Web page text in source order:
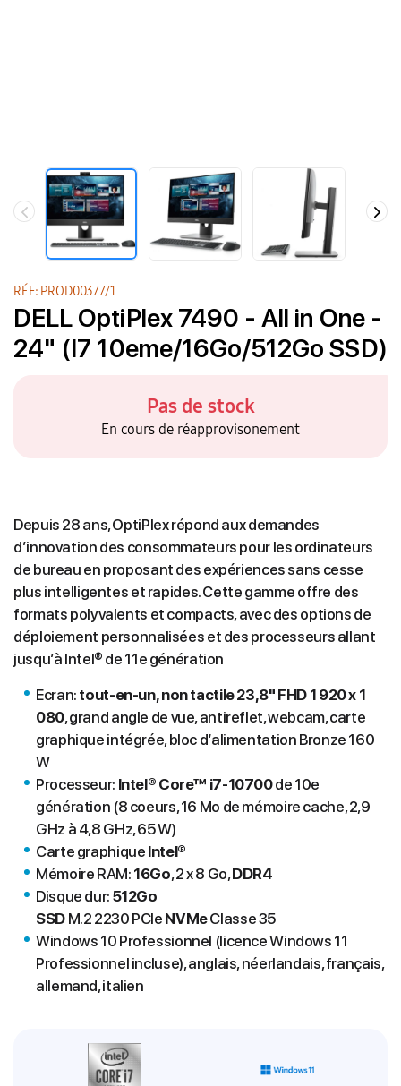
RÉF: PROD00377/1
DELL OptiPlex 7490 - All in One -
24" (I7 10eme/16Go/512Go SSD)
Pas de stock
En cours de réapprovisonement
Depuis 28 ans, OptiPlex répond aux demandes
d’innovation des consommateurs pour les ordinateurs
de bureau en proposant des expériences sans cesse
plus intelligentes et rapides. Cette gamme offre des
formats polyvalents et compacts, avec des options de
déploiement personnalisées et des processeurs allant
jusqu’à Intel® de 11e génération
Ecran: tout-en-un, non tactile 23,8" FHD 1 920 x 1
080, grand angle de vue, antireflet, webcam, carte
graphique intégrée, bloc d‘alimentation Bronze 160
W
Processeur: Intel® Core™ i7-10700de 10e
génération (8 coeurs, 16 Mo de mémoire cache, 2,9
GHz à 4,8 GHz, 65 W)
Carte graphique Intel®
Mémoire RAM: 16Go, 2 x 8 Go,DDR4
Disque dur: 512Go
SSDM.2 2230 PCIe NVMeClasse 35
Windows 10 Professionnel (licence Windows 11
Professionnel incluse), anglais, néerlandais, français,
allemand, italien